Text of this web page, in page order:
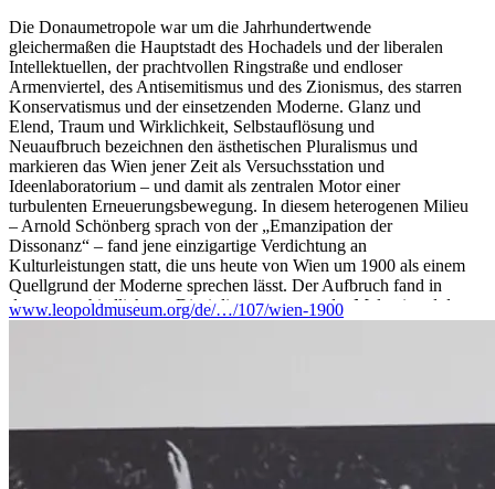
Die Donaumetropole war um die Jahrhundertwende
gleichermaßen die Hauptstadt des Hochadels und der liberalen
Intellektuellen, der prachtvollen Ringstraße und endloser
Armenviertel, des Antisemitismus und des Zionismus, des starren
Konservatismus und der einsetzenden Moderne. Glanz und
Elend, Traum und Wirklichkeit, Selbstauflösung und
Neuaufbruch bezeichnen den ästhetischen Pluralismus und
markieren das Wien jener Zeit als Versuchsstation und
Ideenlaboratorium – und damit als zentralen Motor einer
turbulenten Erneuerungsbewegung. In diesem heterogenen Milieu
– Arnold Schönberg sprach von der „Emanzipation der
Dissonanz“ – fand jene einzigartige Verdichtung an
Kulturleistungen statt, die uns heute von Wien um 1900 als einem
Quellgrund der Moderne sprechen lässt. Der Aufbruch fand in
den unterschiedlichsten Disziplinen statt, von der Malerei und den
grafischen Künsten, über Literatur, Musik, Theater, Tanz und
jener Epoche anhand der Meisterwerke des Leopold Museum
sowie großartiger Dauerleihgaben aus österreichischen und
internationalen Sammlungen.
www.leopoldmuseum.org/de/…/107/wien-1900